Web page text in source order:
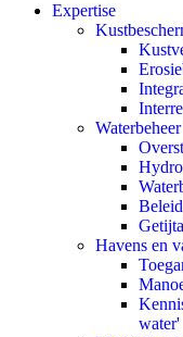
Expertise
Waterbeheer
Havens en
water'